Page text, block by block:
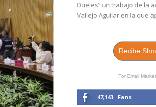
Dueles” un trabajo de la
Vallejo Aguilar en la que
Recibe
For Email
47,143 Fans